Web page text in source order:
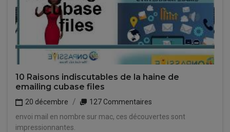
10 Raisons indiscutables de la haine de
emailing cubase files
20 décembre
127 Commentaires
envoi mail en nombre sur mac, ces découvertes sont
impressionnantes.